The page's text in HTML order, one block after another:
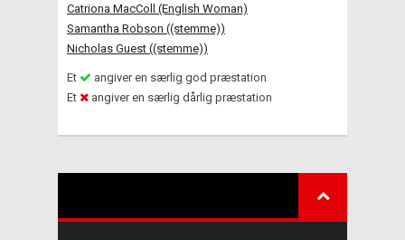
Catriona MacColl (English Woman)
Samantha Robson ((stemme))
Nicholas Guest ((stemme))
Et
angiver en særlig god præstation
Et
angiver en særlig dårlig præstation